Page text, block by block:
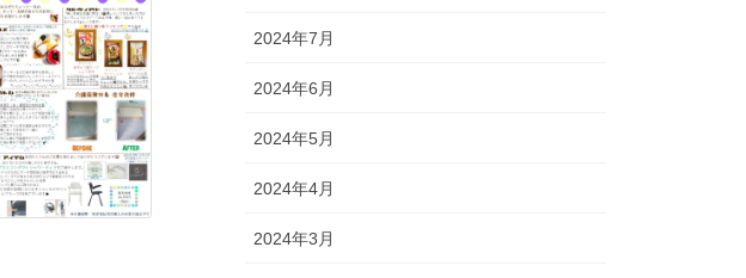
2024年7月
2024年6月
2024年5月
2024年4月
2024年3月